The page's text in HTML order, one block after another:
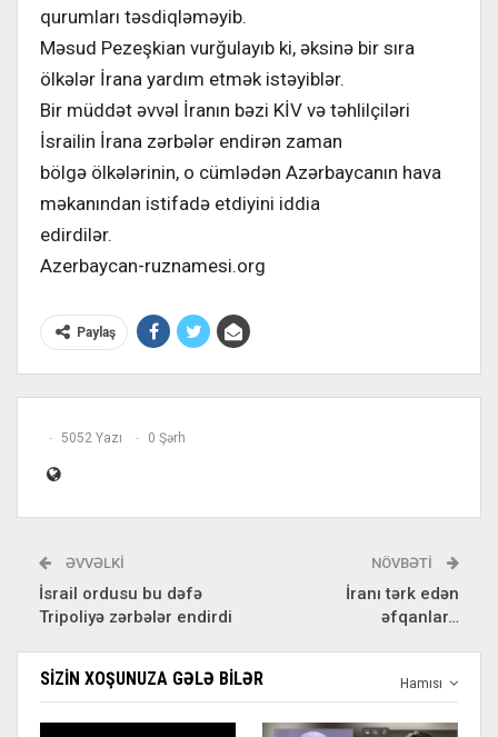
qurumları təsdiqləməyib.
Məsud Pezeşkian vurğulayıb ki, əksinə bir sıra
ölkələr İrana yardım etmək istəyiblər.
Bir müddət əvvəl İranın bəzi KİV və təhlilçiləri
İsrailin İrana zərbələr endirən zaman
bölgə ölkələrinin, o cümlədən Azərbaycanın hava
məkanından istifadə etdiyini iddia
edirdilər.
Azerbaycan-ruznamesi.org
Paylaş
5052 Yazı 0 Şərh
ƏVVƏLKI
İsrail ordusu bu dəfə
Tripoliyə zərbələr endirdi
NÖVBƏTI
İranı tərk edən
əfqanlar…
Hamısı
SIZIN XOŞUNUZA GƏLƏ BILƏR